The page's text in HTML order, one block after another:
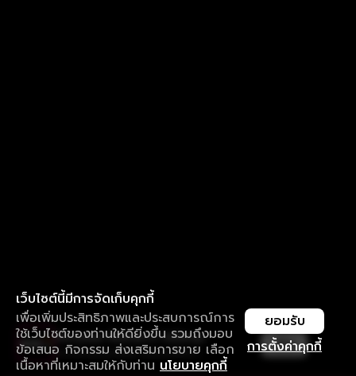
เว็บไซต์นี้มีการจัดเก็บคุกกี้
เพื่อเพิ่มประสิทธิภาพและประสบการณ์การ
ใช้เว็บไซต์ของท่านให้ดียิ่งขึ้น รวมถึงมอบ
ข้อเสนอ กิจกรรม ส่งเสริมการขาย เลือก
เนื้อหาที่เหมาะสมให้กับท่าน นโยบายคุกกี้
การตั้งค่าคุกกี้
ยอมรับ
ใช้งานแอป ลื่นไหลกว่า ไม่มีสะดุด
ดาวน์โหลดแอปเพื่อการรับชมที่ดีกว่า เปิด